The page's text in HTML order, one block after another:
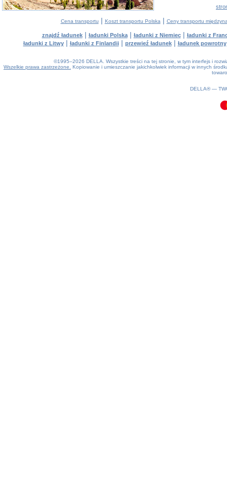
Cena transportu | Koszt transportu Polska | Ceny transportu
znajdź ładunek| ładunki Polska| ładunki z Niemiec| ładunki z
ładunki z Litwy| ładunki z Finlandii| przewieź ładunek| ładunek powrotny
©1995–2026 DELLA. Wszystkie treści na tej stronie, w tym interfejs i
Wszelkie prawa zastrzeżone.
Kopiowanie i umieszczanie jakichkolwiek informacji w innych
DELLA® —